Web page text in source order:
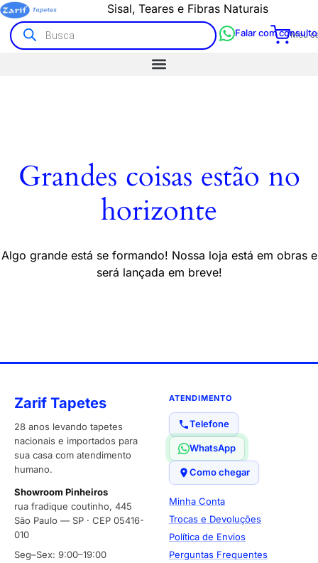
Sisal, Teares e Fibras Naturais
Meu
Falar com
Grandes coisas estão no
horizonte
Algo grande está se formando! Nossa loja está em obras e
será lançada em breve!
Zarif Tapetes
28 anos levando tapetes
nacionais e importados para
sua casa com atendimento
humano.
Showroom Pinheiros
rua fradique coutinho, 445
São Paulo — SP · CEP 05416-
010
Seg–Sex: 9:00–19:00
ATENDIMENTO
Telefone
WhatsApp
Como chegar
Minha Conta
Trocas e Devoluções
Política de Envios
Perguntas Frequentes